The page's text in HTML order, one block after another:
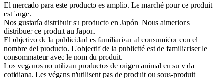
El mercado para este producto es amplio. Le marché pour ce produit
est large.
Nos gustaría distribuir su producto en Japón. Nous aimerions
distribuer ce produit au Japon.
El objetivo de la publicidad es familiarizar al consumidor con el
nombre del producto. L'objectif de la publicité est de familiariser le
consommateur avec le nom du produit.
Los veganos no utilizan productos de origen animal en su vida
cotidiana. Les végans n'utilisent pas de produit ou sous-produit